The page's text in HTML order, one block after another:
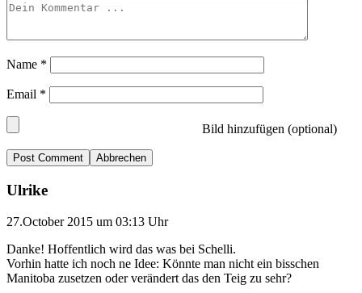
Name *
Email *
Bild hinzufügen (optional)
Abbrechen
Ulrike
27.October 2015 um 03:13 Uhr
Danke! Hoffentlich wird das was bei Schelli.
Vorhin hatte ich noch ne Idee: Könnte man nicht ein bisschen
Manitoba zusetzen oder verändert das den Teig zu sehr?